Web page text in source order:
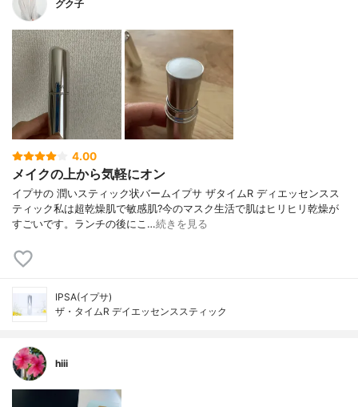
グク子
4.00
メイクの上から気軽にオン
イプサの 潤いスティック状バームイプサ ザタイムR ディエッセンスス
ティック私は超乾燥肌で敏感肌?今のマスク生活で肌はヒリヒリ乾燥が
すごいです。ランチの後にこ…続きを見る
IPSA(イプサ)
ザ・タイムR デイエッセンススティック
hiii